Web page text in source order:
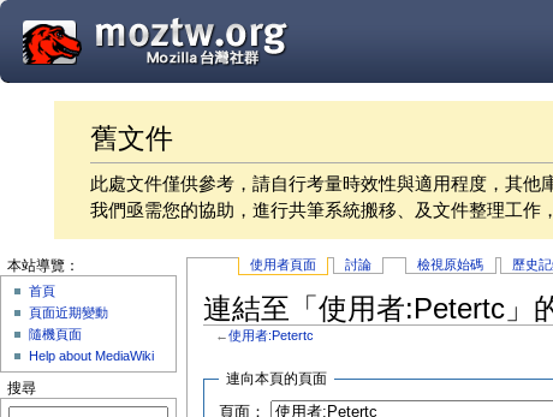
舊文件
此處文件僅供參考，請自行考量時效性與適用程度，其他
我們亟需您的協助，進行共筆系統搬移、及文件整理工作
使用者頁面 討論 檢視原始碼 歷史
連結至「使用者:Petertc」
←使用者:Petertc
連向本頁的頁面
頁面：
本站導覽：
首頁
頁面近期變動
隨機頁面
Help about MediaWiki
搜尋